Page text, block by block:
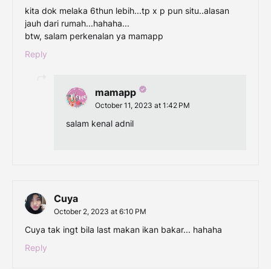
kita dok melaka 6thun lebih...tp x p pun situ..alasan
jauh dari rumah...hahaha...
btw, salam perkenalan ya mamapp
Reply
mamapp
October 11, 2023 at 1:42 PM
salam kenal adnil
Cuya
October 2, 2023 at 6:10 PM
Cuya tak ingt bila last makan ikan bakar... hahaha
Reply